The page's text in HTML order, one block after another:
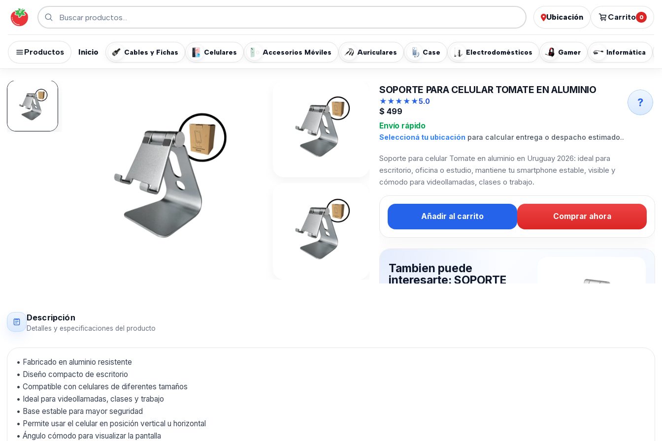
Ubicación Carrito 0
Productos Inicio Cables y Fichas Celulares Accesorios Móviles Auriculares Case Electrodomésticos Gamer Informática
SOPORTE PARA CELULAR TOMATE EN ALUMINIO
★★★★★5.0
$ 499
Envío rápido
Seleccioná tu ubicación para calcular entrega o despacho estimado..
Soporte para celular Tomate en aluminio en Uruguay 2026: ideal para
escritorio, oficina o estudio, mantiene tu smartphone estable, visible y
cómodo para videollamadas, clases o trabajo.
Añadir al carrito Comprar ahora
Tambien puede
interesarte: SOPORTE
Descripción
Detalles y especificaciones del producto
• Fabricado en aluminio resistente
• Diseño compacto de escritorio
• Compatible con celulares de diferentes tamaños
• Ideal para videollamadas, clases y trabajo
• Base estable para mayor seguridad
• Permite usar el celular en posición vertical u horizontal
• Ángulo cómodo para visualizar la pantalla
?